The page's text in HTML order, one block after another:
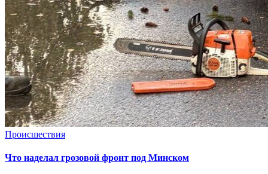
Происшествия
Что наделал грозовой фронт под Минском